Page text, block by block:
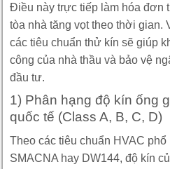
Điều này trực tiếp làm hóa đơn
tòa nhà tăng vọt theo thời gian.
các tiêu chuẩn thử kín sẽ giúp
công của nhà thầu và bảo vệ
đầu tư.
1) Phân hạng độ kín ống
quốc tế (Class A, B, C, D)
Theo các tiêu chuẩn HVAC
SMACNA hay DW144, độ kín